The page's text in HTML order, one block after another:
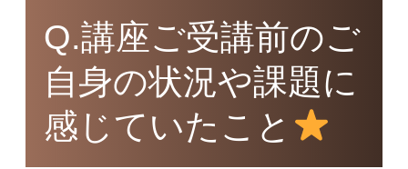
Q.講座ご受講前のご
自身の状況や課題に
感じていたこと